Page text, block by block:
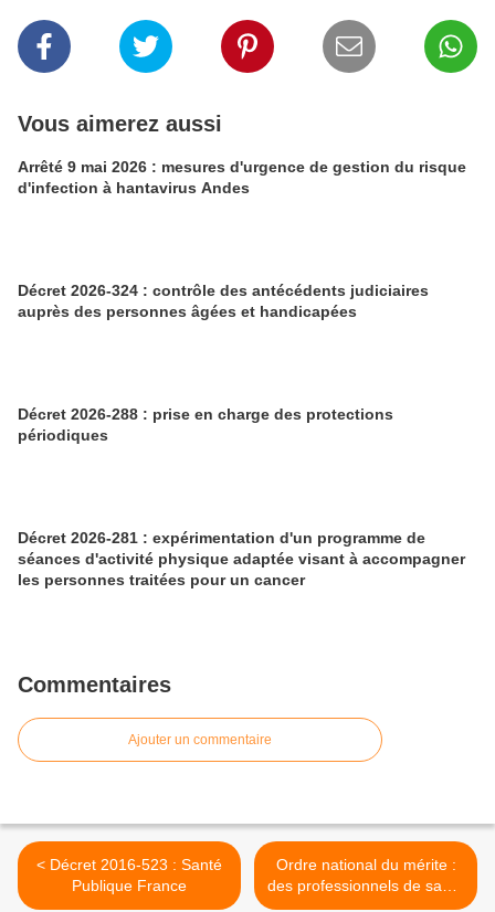
Vous aimerez aussi
Arrêté 9 mai 2026 : mesures d'urgence de gestion du risque
d'infection à hantavirus Andes
Décret 2026-324 : contrôle des antécédents judiciaires
auprès des personnes âgées et handicapées
Décret 2026-288 : prise en charge des protections
périodiques
Décret 2026-281 : expérimentation d'un programme de
séances d'activité physique adaptée visant à accompagner
les personnes traitées pour un cancer
Commentaires
Ajouter un commentaire
< Décret 2016-523 : Santé
Publique France
Ordre national du mérite :
des professionnels de santé
honorés >